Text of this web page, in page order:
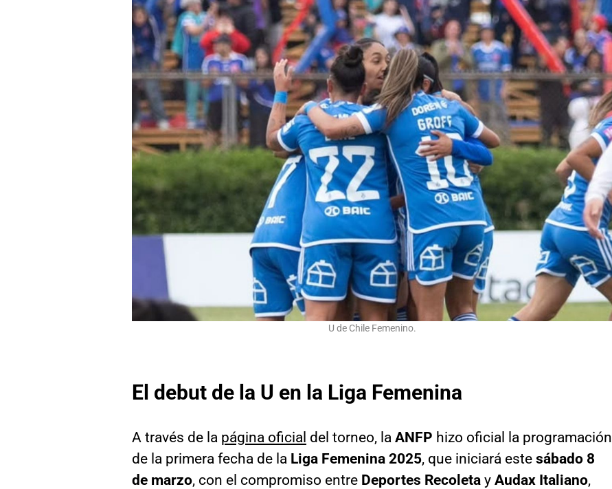
U de Chile Femenino.
El debut de la U en la Liga Femenina
A través de la página oficial del torneo, la ANFP hizo oficial la programación
de la primera fecha de la Liga Femenina 2025, que iniciará este sábado 8
de marzo, con el compromiso entre Deportes Recoleta y Audax Italiano,